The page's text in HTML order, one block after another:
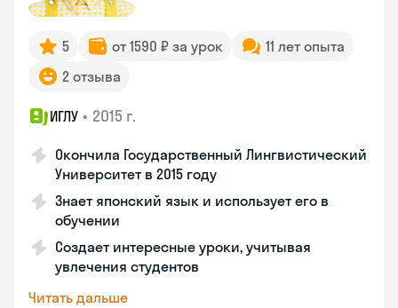
5 от 1590 ₽ за урок
11 лет опыта
2 отзыва
ИГЛУ • 2015 г.
Окончила Государственный Лингвистический
Университет в 2015 году
Знает японский язык и использует его в
обучении
Создает интересные уроки, учитывая
увлечения студентов
Читать дальше